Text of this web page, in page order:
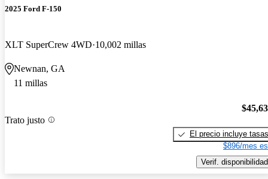
2025 Ford F-150
XLT SuperCrew 4WD 10,002 millas
Newnan, GA
11 millas
Trato justo
El precio incluye tasas
$896/mes
Verif. disponibilidad